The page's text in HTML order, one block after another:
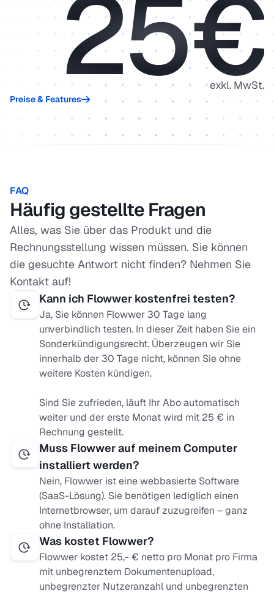
25€
exkl. MwSt.
Preise & Features
FAQ
Häufig gestellte Fragen
Alles, was Sie über das Produkt und die
Rechnungsstellung wissen müssen. Sie können
die gesuchte Antwort nicht finden? Nehmen Sie
Kontakt auf!
Kann ich Flowwer kostenfrei testen?
Ja, Sie können Flowwer 30 Tage lang
unverbindlich testen. In dieser Zeit haben Sie ein
Sonderkündigungsrecht. Überzeugen wir Sie
innerhalb der 30 Tage nicht, können Sie ohne
weitere Kosten kündigen.
Sind Sie zufrieden, läuft Ihr Abo automatisch
weiter und der erste Monat wird mit 25 € in
Rechnung gestellt.
Muss Flowwer auf meinem Computer
installiert werden?
Nein, Flowwer ist eine webbasierte Software
(SaaS-Lösung). Sie benötigen lediglich einen
Internetbrowser, um darauf zuzugreifen – ganz
ohne Installation.
Was kostet Flowwer?
Flowwer kostet 25,- € netto pro Monat pro Firma
mit unbegrenztem Dokumentenupload,
unbegrenzter Nutzeranzahl und unbegrenzten